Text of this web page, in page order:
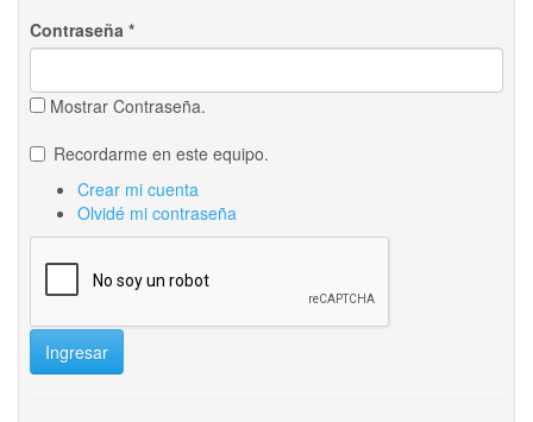
Contraseña *
Mostrar Contraseña.
Recordarme en este equipo.
Crear mi cuenta
Olvidé mi contraseña
Ingresar